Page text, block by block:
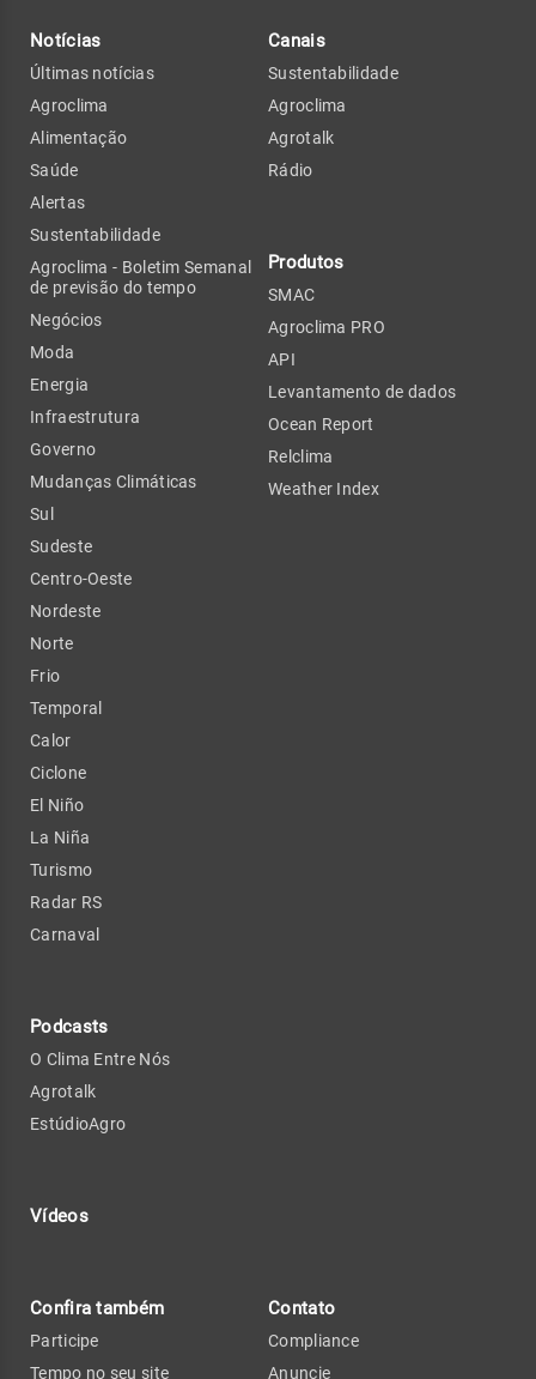
Notícias
Últimas notícias
Agroclima
Alimentação
Saúde
Alertas
Sustentabilidade
Agroclima - Boletim Semanal
de previsão do tempo
Negócios
Moda
Energia
Infraestrutura
Governo
Mudanças Climáticas
Sul
Sudeste
Centro-Oeste
Nordeste
Norte
Frio
Temporal
Calor
Ciclone
El Niño
La Niña
Turismo
Radar RS
Carnaval
Podcasts
O Clima Entre Nós
Agrotalk
EstúdioAgro
Vídeos
Canais
Sustentabilidade
Agroclima
Agrotalk
Rádio
Produtos
SMAC
Agroclima PRO
API
Levantamento de dados
Ocean Report
Relclima
Weather Index
Confira também
Participe
Tempo no seu site
Contato
Compliance
Anuncie